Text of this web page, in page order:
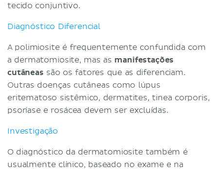
tecido conjuntivo.
Diagnóstico Diferencial
A polimiosite é frequentemente confundida com
a dermatomiosite, mas as manifestações
cutâneas são os fatores que as diferenciam.
Outras doenças cutâneas como lúpus
eritematoso sistêmico, dermatites, tinea corporis,
psoríase e rosácea devem ser excluídas.
Investigação
O diagnóstico da dermatomiosite também é
usualmente clínico, baseado no exame e na